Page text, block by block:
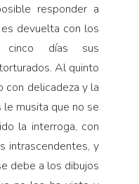
responder a
devuelta con los
cinco días sus
Al quinto
con delicadeza y la
le musita que no se
la interroga, con
intrascendentes, y
debe a los dibujos